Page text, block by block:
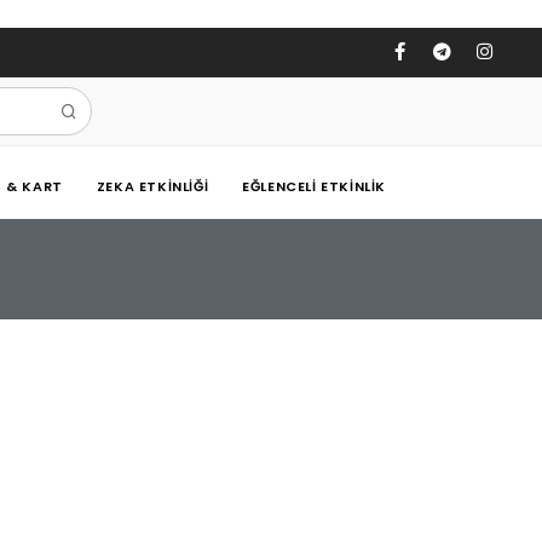
& KART ZEKA ETKINLIĞI EĞLENCELI ETKINLIK